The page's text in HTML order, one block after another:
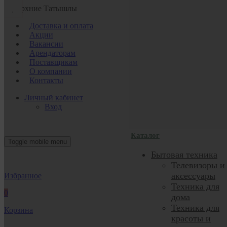
с. Верхние Татышлы
Доставка и оплата
Акции
Вакансии
Арендаторам
Поставщикам
О компании
Контакты
Личный кабинет
Вход
Toggle mobile menu
Каталог
Бытовая техника
Телевизоры и
аксессуары
Техника для
дома
Техника для
красоты и
Избранное
0
Корзина